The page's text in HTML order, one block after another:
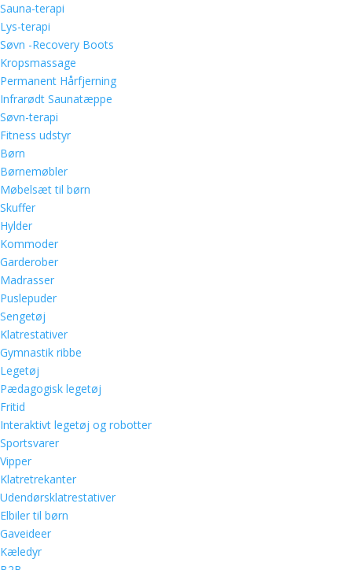
Sauna-terapi
Lys-terapi
Søvn -Recovery Boots
Kropsmassage
Permanent Hårfjerning
Infrarødt Saunatæppe
Søvn-terapi
Fitness udstyr
Børn
Børnemøbler
Møbelsæt til børn
Skuffer
Hylder
Kommoder
Garderober
Madrasser
Puslepuder
Sengetøj
Klatrestativer
Gymnastik ribbe
Legetøj
Pædagogisk legetøj
Fritid
Interaktivt legetøj og robotter
Sportsvarer
Vipper
Klatretrekanter
Udendørsklatrestativer
Elbiler til børn
Gaveideer
Kæledyr